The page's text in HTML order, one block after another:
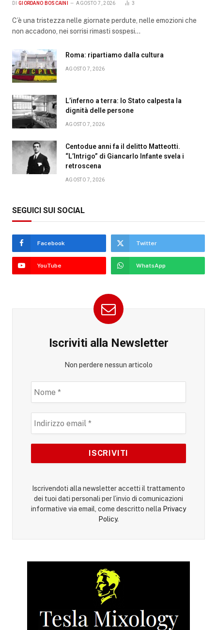
DI GIORDANO BOSCAINI AGOSTO 7, 2026 3
C’è una tristezza nelle giornate perdute, nelle emozioni che
non accadono, nei sorrisi rimasti sospesi…
Roma: ripartiamo dalla cultura
AGOSTO 7, 2026
L’inferno a terra: lo Stato calpesta la
dignità delle persone
AGOSTO 7, 2026
Centodue anni fa il delitto Matteotti.
“L’Intrigo” di Giancarlo Infante svela i
retroscena
AGOSTO 7, 2026
SEGUICI SUI SOCIAL
Facebook Twitter
YouTube WhatsApp
Iscriviti alla Newsletter
Non perdere nessun articolo
Iscrivendoti alla newsletter accetti il trattamento
dei tuoi dati personali per l’invio di comunicazioni
informative via email, come descritto nella Privacy
Policy.